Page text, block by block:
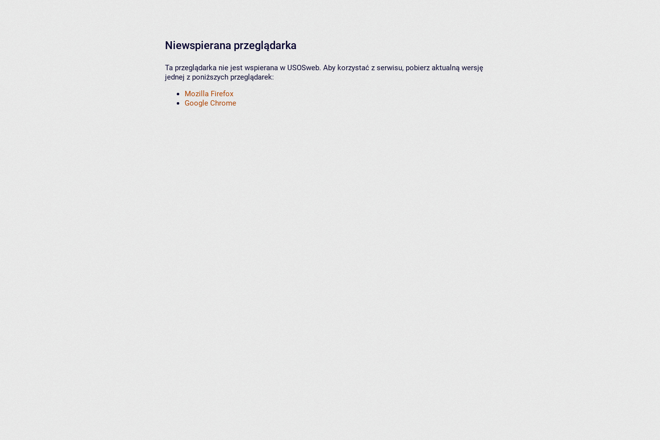
Niewspierana przeglądarka
Ta przeglądarka nie jest wspierana w USOSweb. Aby korzystać z serwisu, pobierz aktualną wersję
jednej z poniższych przeglądarek:
Mozilla Firefox
Google Chrome